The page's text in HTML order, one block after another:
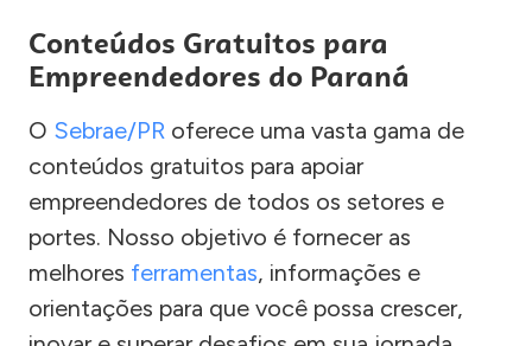
Conteúdos Gratuitos para
Empreendedores do Paraná
O Sebrae/PR oferece uma vasta gama de
conteúdos gratuitos para apoiar
empreendedores de todos os setores e
portes. Nosso objetivo é fornecer as
melhores ferramentas, informações e
orientações para que você possa crescer,